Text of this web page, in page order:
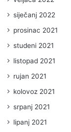
siječanj 2022
prosinac 2021
studeni 2021
listopad 2021
rujan 2021
kolovoz 2021
srpanj 2021
lipanj 2021